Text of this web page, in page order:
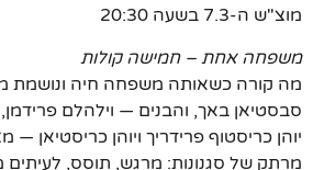
מוצ"ש ה-7.3 בשעה 20:30
משפחה אחת – חמישה קולות
מה קורה כשאותה משפחה חיה ונושמת
סבסטיאן באך, והבנים — וילהלם
יוהן כריסטוף פרידריך ויוהן כריסטיאן —
מרתק של סגנונות: מרגש, תוסס, לעיתים